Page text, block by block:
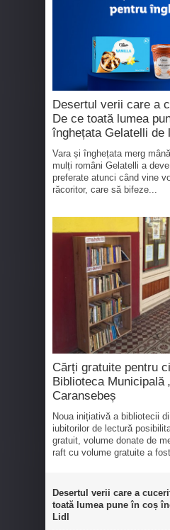
Desertul verii care a
De ce toată lumea
înghețata Gelatelli de
Vara și înghețata merg
mulți români Gelatelli a
preferate atunci când vine
răcoritor, care să bifeze...
Cărți gratuite pentru
Biblioteca Municipală
Caransebeș
Noua inițiativă a bibliotecii
iubitorilor de lectură
gratuit, volume donate de
raft cu volume gratuite a
Desertul verii care a
toată lumea pune în coș
Lidl